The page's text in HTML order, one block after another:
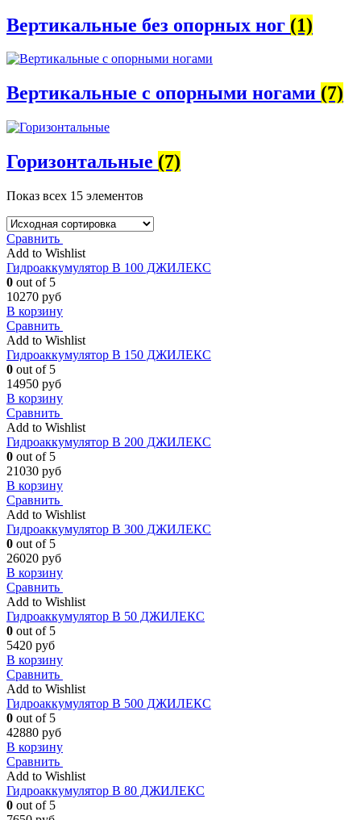
Вертикальные без опорных ног (1)
Вертикальные с опорными ногами (7)
Горизонтальные (7)
Показ всех 15 элементов
Сравнить
Add to Wishlist
Гидроаккумулятор В 100 ДЖИЛЕКС
0 out of 5
10270 руб
В корзину
Сравнить
Add to Wishlist
Гидроаккумулятор В 150 ДЖИЛЕКС
0 out of 5
14950 руб
В корзину
Сравнить
Add to Wishlist
Гидроаккумулятор В 200 ДЖИЛЕКС
0 out of 5
21030 руб
В корзину
Сравнить
Add to Wishlist
Гидроаккумулятор В 300 ДЖИЛЕКС
0 out of 5
26020 руб
В корзину
Сравнить
Add to Wishlist
Гидроаккумулятор В 50 ДЖИЛЕКС
0 out of 5
5420 руб
В корзину
Сравнить
Add to Wishlist
Гидроаккумулятор В 500 ДЖИЛЕКС
0 out of 5
42880 руб
В корзину
Сравнить
Add to Wishlist
Гидроаккумулятор В 80 ДЖИЛЕКС
0 out of 5